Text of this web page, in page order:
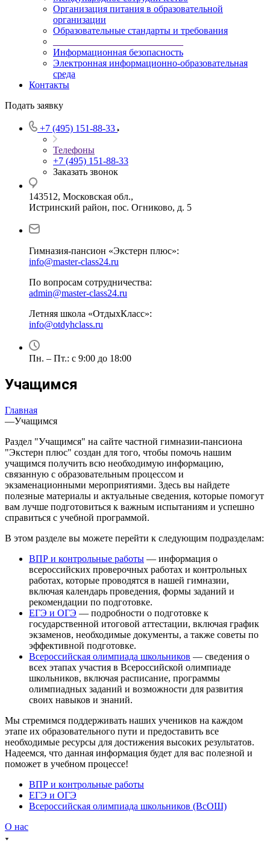
Организация питания в образовательной
организации
Образовательные стандарты и требования
Информационная безопасность
Электронная информационно-образовательная
среда
Контакты
Подать заявку
+7 (495) 151-88-33
Телефоны
+7 (495) 151-88-33
Заказать звонок
143512, Московская обл.,
Истринский район, пос. Огниково, д. 5
Гимназия-пансион «Экстерн плюс»:
info@master-class24.ru
По вопросам сотрудничества:
admin@master-class24.ru
Летняя школа «ОтдыхКласс»:
info@otdyhclass.ru
Пн. – Пт.: с 9:00 до 18:00
Учащимся
Главная
—Учащимся
Раздел "Учащимся" на сайте частной гимназии-пансиона
"Экстерн плюс" создан для того, чтобы помочь нашим
учащимся получить всю необходимую информацию,
связанную с образовательным процессом и
экзаменационными мероприятиями. Здесь вы найдете
полезные материалы и актуальные сведения, которые помогут
вам лучше подготовиться к важным испытаниям и успешно
справиться с учебной программой.
В этом разделе вы можете перейти к следующим подразделам:
ВПР и контрольные работы — информация о
всероссийских проверочных работах и контрольных
работах, которые проводятся в нашей гимназии,
включая календарь проведения, формы заданий и
рекомендации по подготовке.
ЕГЭ и ОГЭ — подробности о подготовке к
государственной итоговой аттестации, включая график
экзаменов, необходимые документы, а также советы по
эффективной подготовке.
Всероссийская олимпиада школьников — сведения о
всех этапах участия в Всероссийской олимпиаде
школьников, включая расписание, программы
олимпиадных заданий и возможности для развития
своих навыков и знаний.
Мы стремимся поддерживать наших учеников на каждом
этапе их образовательного пути и предоставить все
необходимые ресурсы для достижения высоких результатов.
Надеемся, что данная информация будет для вас полезной и
поможет в учебном процессе!
ВПР и контрольные работы
ЕГЭ и ОГЭ
Всероссийская олимпиада школьников (ВсОШ)
О нас